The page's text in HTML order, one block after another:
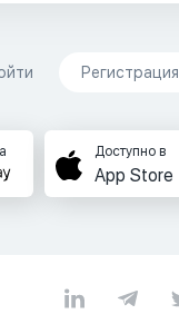
Регистрация
Доступно в
App Store